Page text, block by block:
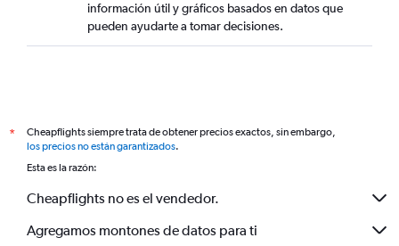
información útil y gráficos basados en datos que
pueden ayudarte a tomar decisiones.
*
Cheapflights siempre trata de obtener precios exactos, sin embargo,
los precios no están garantizados.
Esta es la razón:
Cheapflights no es el vendedor.
Agregamos montones de datos para ti